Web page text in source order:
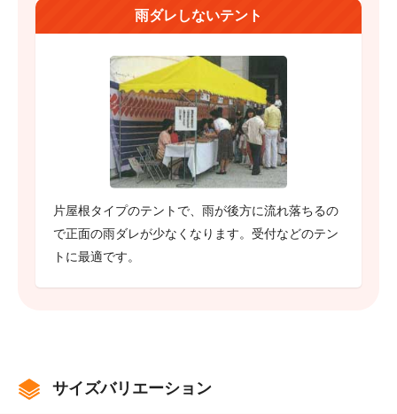
雨ダレしないテント
片屋根タイプのテントで、雨が後方に流れ落ちるの
で正面の雨ダレが少なくなります。受付などのテン
トに最適です。
サイズバリエーション